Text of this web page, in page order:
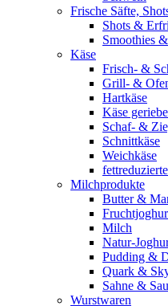
Frische Säfte,
Shots &
Smoothies
Käse
Frisch- &
Grill- &
Hartkäse
Käse
Schaf- &
Schnittkäse
Weichkäse
Milchprodukte
Butter &
Milch
Natur-
Pudding &
Quark &
Sahne &
Wurstwaren